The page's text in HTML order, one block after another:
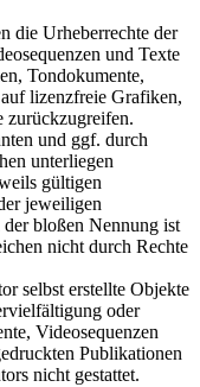
die Urheberrechte der
und Texte
Tondokumente,
lizenzfreie Grafiken,
zurückzugreifen.
und ggf. durch
unterliegen
gültigen
jeweiligen
bloßen Nennung ist
nicht durch Rechte
selbst erstellte Objekte
oder
Videosequenzen
Publikationen
nicht gestattet.